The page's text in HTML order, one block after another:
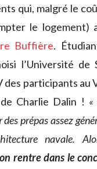
qui, malgré le
le logement)
Buffière.
l’Université de
des participants au
Charlie Dalin !
prépas assez
navale.
rentre dans le